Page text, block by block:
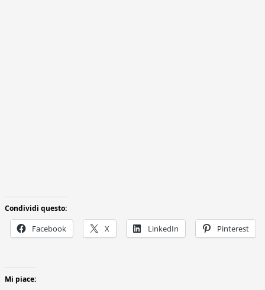
Condividi questo:
Facebook X LinkedIn Pinterest
Mi piace: